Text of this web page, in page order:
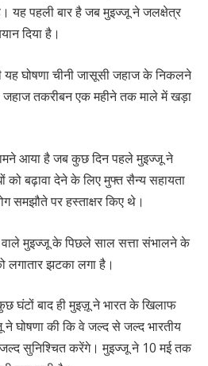
यह पहली बार है जब मुइज्जू ने जलक्षेत्र
दिया है।
घोषणा चीनी जासूसी जहाज के निकलने
तकरीबन एक महीने तक माले में खड़ा
आया है जब कुछ दिन पहले मुइज्जू ने
को बढ़ावा देने के लिए मुफ्त सैन्य सहायता
समझौते पर हस्ताक्षर किए थे।
मुइज्जू के पिछले साल सत्ता संभालने के
लगातार झटका लगा है।
बाद ही मुइज़ू ने भारत के खिलाफ
घोषणा की कि वे जल्द से जल्द भारतीय
जल्द सुनिश्चित करेंगे। मुइज्जू ने 10 मई तक